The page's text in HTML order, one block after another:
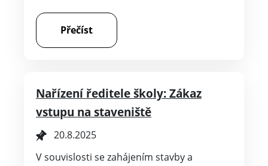
Přečíst
Nařízení ředitele školy: Zákaz
vstupu na staveniště
20.8.2025
V souvislosti se zahájením stavby a